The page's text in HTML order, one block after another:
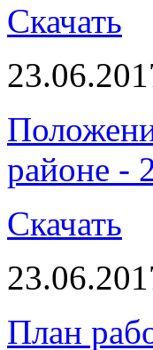
Скачать
районе -
Скачать
План